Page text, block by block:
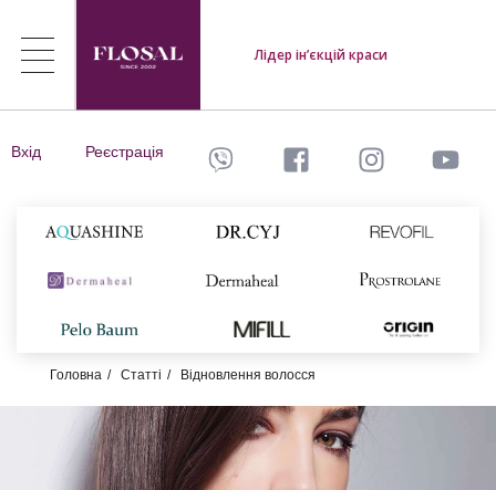
Лідер ін’єкцій краси
Вхід Реєстрація
Головна Статті Відновлення волосся